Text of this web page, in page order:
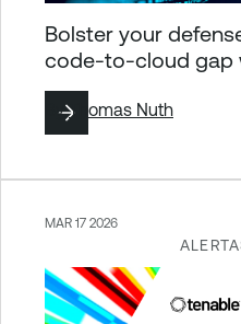
Bolster your
code-to-cloud gap
ByThomas Nuth
MAR 17 2026